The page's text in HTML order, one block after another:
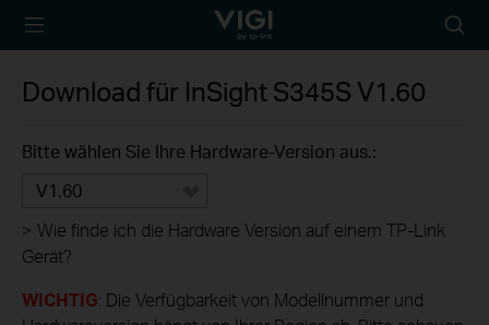
TP-Link, Reliably
Download für InSight S345S V1.60
Bitte wählen Sie Ihre Hardware-Version aus.:
V1.60
> Wie finde ich die Hardware Version auf einem TP-Link
Gerät?
WICHTIG: Die Verfügbarkeit von Modellnummer und